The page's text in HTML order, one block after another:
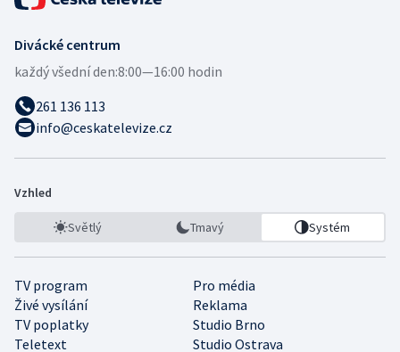
Divácké centrum
každý všední den:8:00—16:00 hodin
261 136 113
info@ceskatelevize.cz
Vzhled
Světlý Tmavý Systém
TV program
Pro média
Živé vysílání
Reklama
TV poplatky
Studio Brno
Teletext
Studio Ostrava